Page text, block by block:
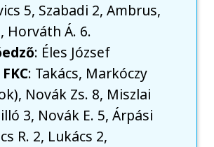
5, Szabadi 2, Ambrus,
Horváth Á. 6.
: Éles József
: Takács, Markóczy
Novák Zs. 8, Miszlai
3, Novák E. 5, Árpási
R. 2, Lukács 2,